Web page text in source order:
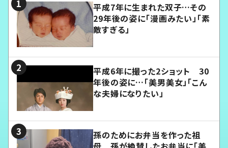
平成7年に生まれた双子…その
29年後の姿に「漫画みたい」「素
敵すぎる」
平成6年に撮った2ショット 30
年後の姿に…「美男美女」「こん
な夫婦になりたい」
孫のためにお弁当を作った祖